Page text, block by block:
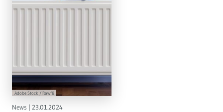
Adobe Stock / Rawf8
News | 23.01.2024